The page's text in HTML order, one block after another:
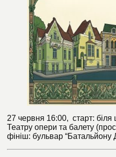
27 червня 16:00, старт: біля
Театру опери та балету
фініш: бульвар “Батальйону